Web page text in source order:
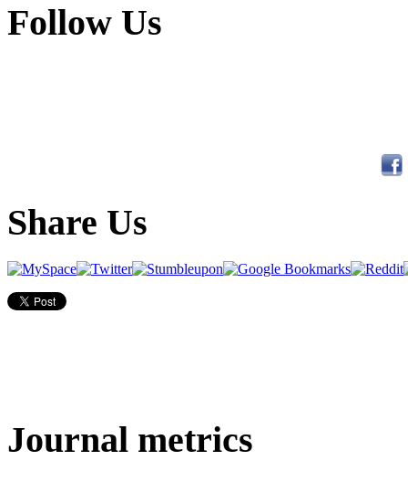
Follow Us
Share Us
Journal metrics